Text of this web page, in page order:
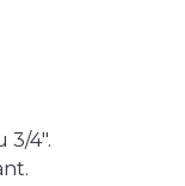
3/4".